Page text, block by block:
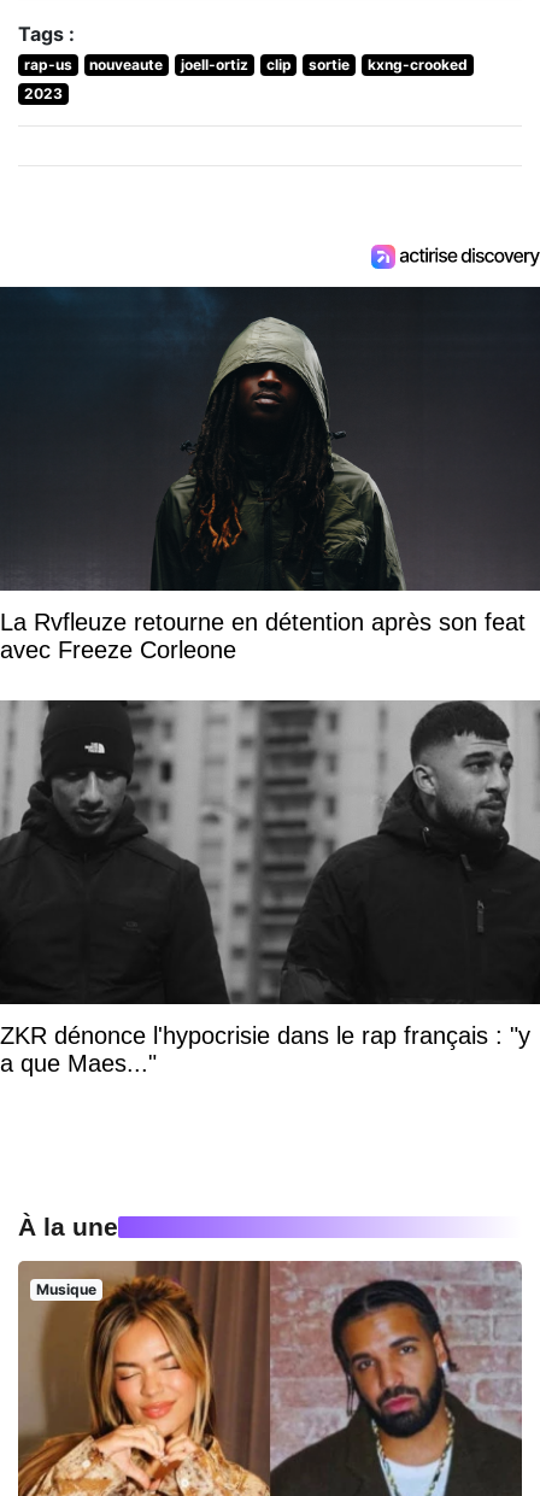
Tags :
rap-us nouveaute joell-ortiz clip sortie
kxng-crooked
2023
La Rvfleuze retourne en détention après son feat
avec Freeze Corleone
ZKR dénonce l'hypocrisie dans le rap français : "y
a que Maes..."
À la une
Musique